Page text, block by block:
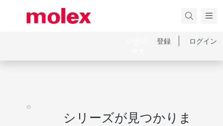
登録 ログイン
シリーズが見つかりま